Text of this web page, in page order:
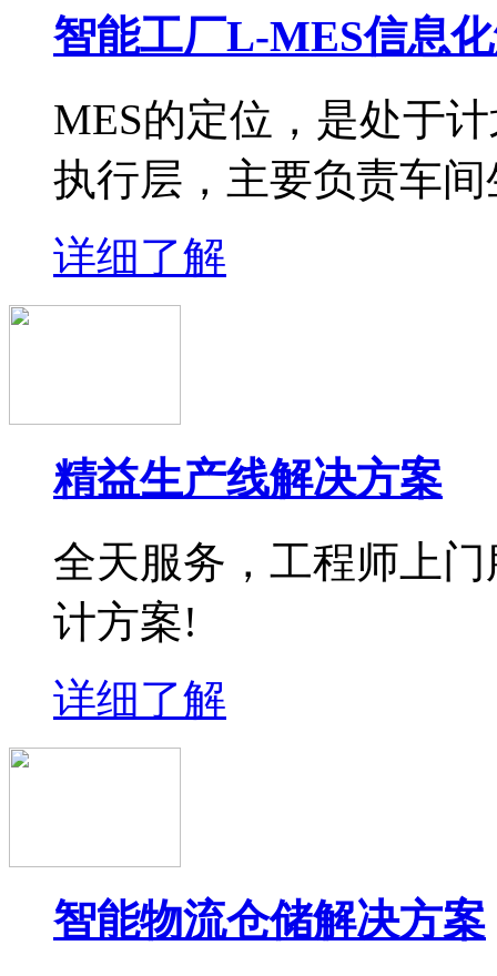
智能工厂L-MES信息
MES的定位，是处于
执行层，主要负责车
详细了解
精益生产线解决方案
全天服务，工程师上
计方案!
详细了解
智能物流仓储解决方案